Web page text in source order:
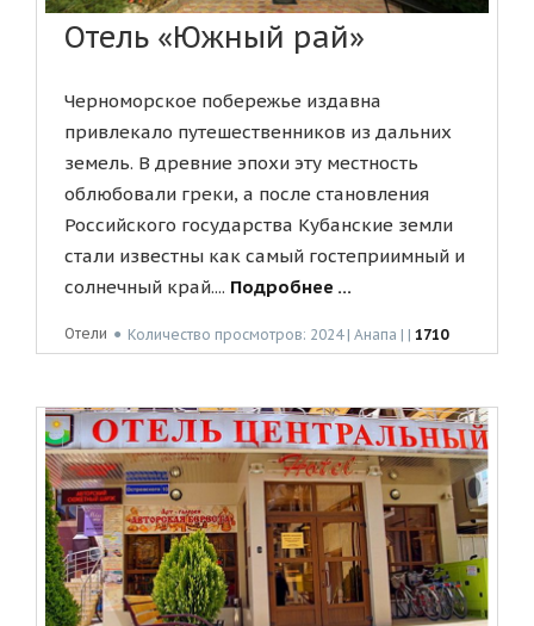
Отель «Южный рай»
Черноморское побережье издавна
привлекало путешественников из дальних
земель. В древние эпохи эту местность
облюбовали греки, а после становления
Российского государства Кубанские земли
стали известны как самый гостеприимный и
солнечный край.... Подробнее ...
Отели ● Количество просмотров: 2024 | Анапа | | 1710